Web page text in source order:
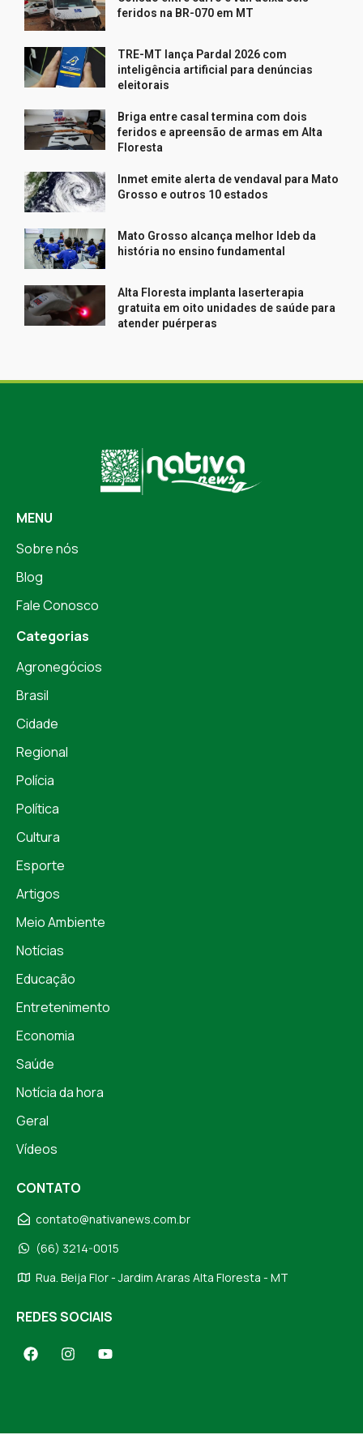
feridos na BR-070 em MT
TRE-MT lança Pardal 2026 com
inteligência artificial para denúncias
eleitorais
Briga entre casal termina com dois
feridos e apreensão de armas em Alta
Floresta
Inmet emite alerta de vendaval para Mato
Grosso e outros 10 estados
Mato Grosso alcança melhor Ideb da
história no ensino fundamental
Alta Floresta implanta laserterapia
gratuita em oito unidades de saúde para
atender puérperas
MENU
Sobre nós
Blog
Fale Conosco
Categorias
Agronegócios
Brasil
Cidade
Regional
Polícia
Política
Cultura
Esporte
Artigos
Meio Ambiente
Notícias
Educação
Entretenimento
Economia
Saúde
Notícia da hora
Geral
Vídeos
CONTATO
contato@nativanews.com.br
(66) 3214-0015
Rua. Beija Flor - Jardim Araras Alta Floresta - MT
REDES SOCIAIS